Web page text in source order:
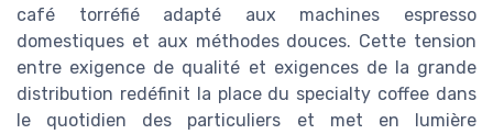
café torréfié adapté aux machines espresso
domestiques et aux méthodes douces. Cette tension
entre exigence de qualité et exigences de la grande
distribution redéfinit la place du specialty coffee dans
le quotidien des particuliers et met en lumière